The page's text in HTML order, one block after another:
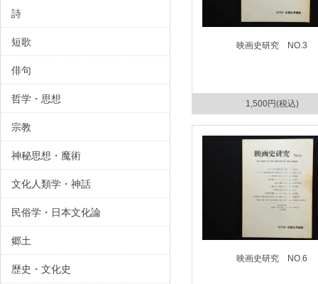
映画史研究 NO.3
1,500円(税込)
映画史研究 NO.6
詩
短歌
俳句
哲学・思想
宗教
神秘思想・魔術
文化人類学・神話
民俗学・日本文化論
郷土
歴史・文化史